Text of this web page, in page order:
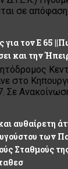
σε απόφαση
για τον Ε 65
και την
στο
Σε
αυθαίρετη
των
Σταθμούς